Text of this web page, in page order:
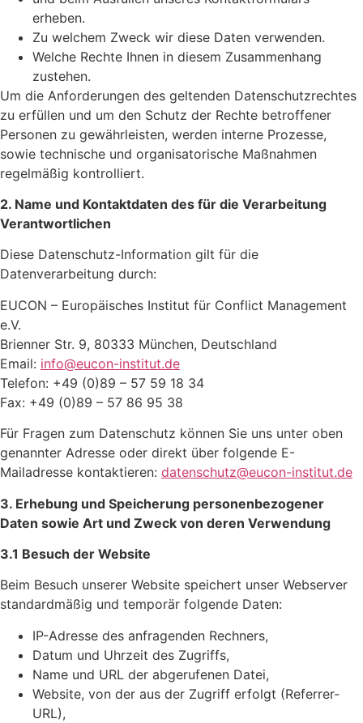
erheben.
Zu welchem Zweck wir diese Daten verwenden.
Welche Rechte Ihnen in diesem Zusammenhang
zustehen.
Um die Anforderungen des geltenden Datenschutzrechtes
zu erfüllen und um den Schutz der Rechte betroffener
Personen zu gewährleisten, werden interne Prozesse,
sowie technische und organisatorische Maßnahmen
regelmäßig kontrolliert.
2. Name und Kontaktdaten des für die Verarbeitung
Verantwortlichen
Diese Datenschutz-Information gilt für die
Datenverarbeitung durch:
EUCON – Europäisches Institut für Conflict Management
e.V.
Brienner Str. 9, 80333 München, Deutschland
Email: info@eucon-institut.de
Telefon: +49 (0)89 – 57 59 18 34
Fax: +49 (0)89 – 57 86 95 38
Für Fragen zum Datenschutz können Sie uns unter oben
genannter Adresse oder direkt über folgende E-
Mailadresse kontaktieren: datenschutz@eucon-institut.de
3. Erhebung und Speicherung personenbezogener
Daten sowie Art und Zweck von deren Verwendung
3.1 Besuch der Website
Beim Besuch unserer Website speichert unser Webserver
standardmäßig und temporär folgende Daten:
IP-Adresse des anfragenden Rechners,
Datum und Uhrzeit des Zugriffs,
Name und URL der abgerufenen Datei,
Website, von der aus der Zugriff erfolgt (Referrer-
URL),